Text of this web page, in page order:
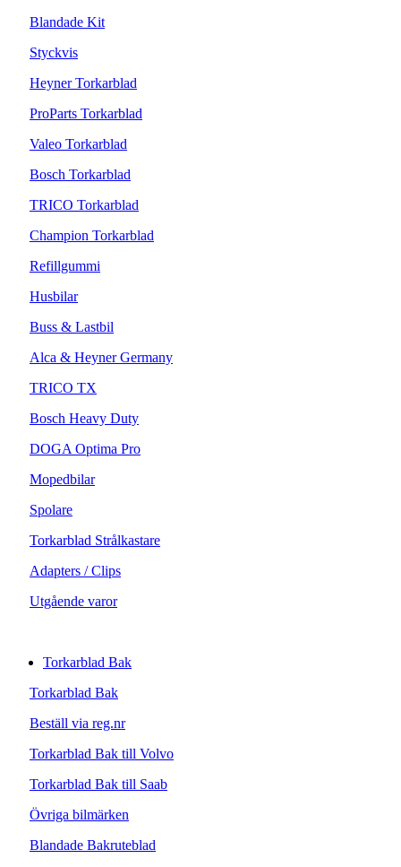
Blandade Kit
Styckvis
Heyner Torkarblad
ProParts Torkarblad
Valeo Torkarblad
Bosch Torkarblad
TRICO Torkarblad
Champion Torkarblad
Refillgummi
Husbilar
Buss & Lastbil
Alca & Heyner Germany
TRICO TX
Bosch Heavy Duty
DOGA Optima Pro
Mopedbilar
Spolare
Torkarblad Strålkastare
Adapters / Clips
Utgående varor
Torkarblad Bak
Torkarblad Bak
Beställ via reg.nr
Torkarblad Bak till Volvo
Torkarblad Bak till Saab
Övriga bilmärken
Blandade Bakruteblad